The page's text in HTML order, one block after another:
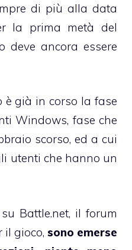
di più alla data
la prima metà del
deve ancora essere
è già in corso la fase
Windows, fase che
scorso, ed a cui
utenti che hanno un
Battle.net, il forum
il gioco, sono emerse